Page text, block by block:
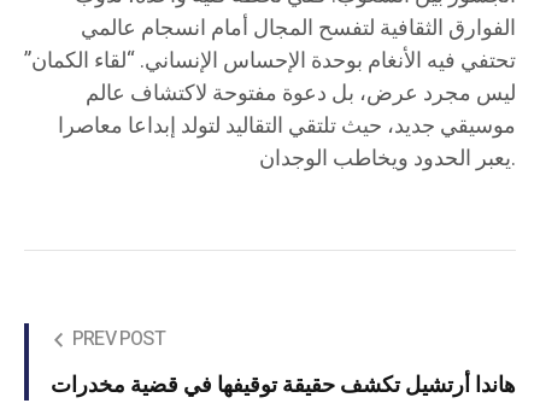
الفوارق الثقافية لتفسح المجال أمام انسجام عالمي
تحتفي فيه الأنغام بوحدة الإحساس الإنساني. “لقاء الكمان”
ليس مجرد عرض، بل دعوة مفتوحة لاكتشاف عالم
موسيقي جديد، حيث تلتقي التقاليد لتولد إبداعا معاصرا
يعبر الحدود ويخاطب الوجدان.
PREV POST
هاندا أرتشيل تكشف حقيقة توقيفها في قضية مخدرات